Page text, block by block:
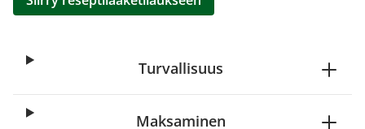
Turvallisuus
Maksaminen